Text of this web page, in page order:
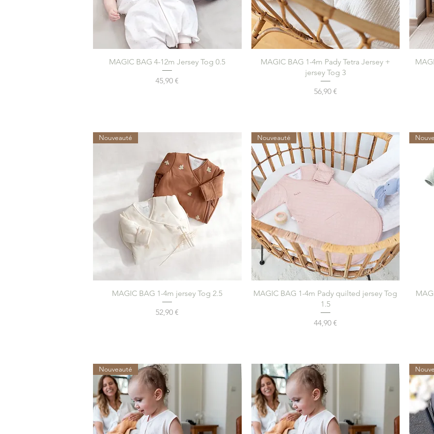
Aperçu rapide
MAGIC BAG 4-12m Jersey Tog 0.5
Prix
45,90 €
Aperçu rapide
MAGIC BAG 1-4m Pady Tetra Jersey +
jersey Tog 3
Prix
56,90 €
Aperçu rapide
Nouveauté
MAGIC BAG 1-4m jersey Tog 2.5
Prix
52,90 €
Aperçu rapide
Nouveauté
MAGIC BAG 1-4m Pady quilted jersey Tog
1.5
Prix
44,90 €
Nouveauté